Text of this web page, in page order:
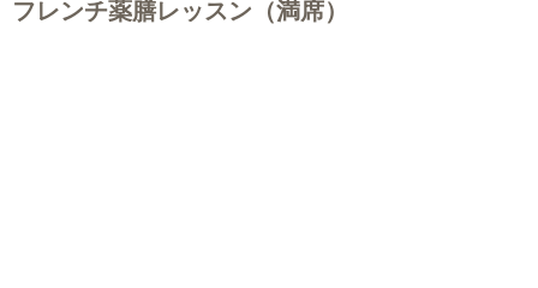
フレンチ薬膳レッスン（満席）